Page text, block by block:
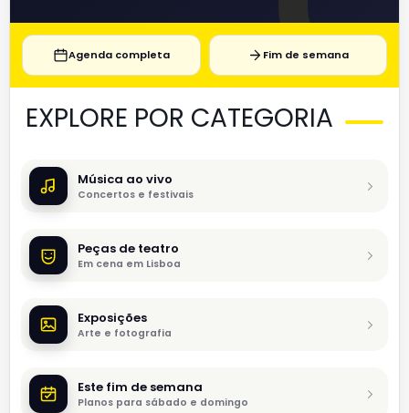
Agenda completa Fim de semana
EXPLORE POR CATEGORIA
Música ao vivo
Concertos e festivais
Peças de teatro
Em cena em Lisboa
Exposições
Arte e fotografia
Este fim de semana
Planos para sábado e domingo